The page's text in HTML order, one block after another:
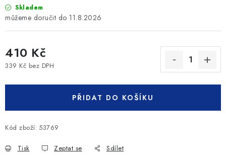
Skladem
11.8.2026
410 Kč
339 Kč bez DPH
PŘIDAT DO KOŠÍKU
Kód zboží: 53769
Tisk Zeptat se Sdílet